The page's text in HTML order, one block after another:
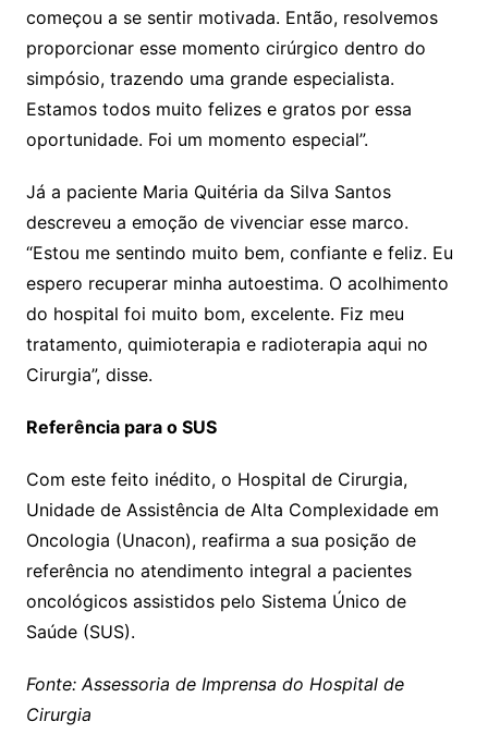
começou a se sentir motivada. Então, resolvemos
proporcionar esse momento cirúrgico dentro do
simpósio, trazendo uma grande especialista.
Estamos todos muito felizes e gratos por essa
oportunidade. Foi um momento especial”.
Já a paciente Maria Quitéria da Silva Santos
descreveu a emoção de vivenciar esse marco.
“Estou me sentindo muito bem, confiante e feliz. Eu
espero recuperar minha autoestima. O acolhimento
do hospital foi muito bom, excelente. Fiz meu
tratamento, quimioterapia e radioterapia aqui no
Cirurgia”, disse.
Referência para o SUS
Com este feito inédito, o Hospital de Cirurgia,
Unidade de Assistência de Alta Complexidade em
Oncologia (Unacon), reafirma a sua posição de
referência no atendimento integral a pacientes
oncológicos assistidos pelo Sistema Único de
Saúde (SUS).
Fonte: Assessoria de Imprensa do Hospital de
Cirurgia